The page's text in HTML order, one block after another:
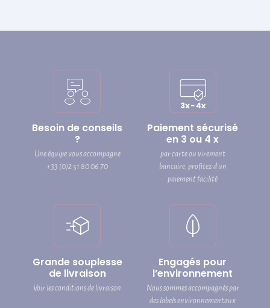
Besoin de conseils
?
Une équipe vous accompagne
+33 (0)2 51 80 06 70
Paiement sécurisé
en 3 ou 4 x
par carte ou virement
bancaire, profitez d’un
paiement facilité
Grande souplesse
de livraison
Voir les conditions de livraison
Engagés pour
l’environnement
Nous sommes accompagnés par
des labels environnementaux